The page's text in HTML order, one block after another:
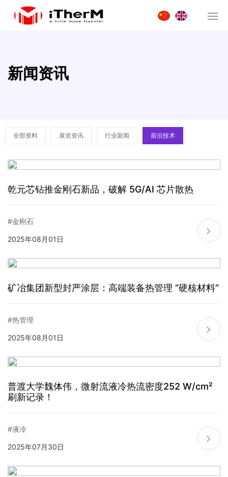
新闻资讯
全部资料 展览资讯 行业新闻 前沿技术
乾元芯钻推金刚石新品，破解 5G/AI 芯片散热
#金刚石
2025年08月01日
矿冶集团新型封严涂层：高端装备热管理 “硬核材料”
#热管理
2025年08月01日
普渡大学魏体伟，微射流液冷热流密度252 W/cm²
刷新记录！
#液冷
2025年07月30日